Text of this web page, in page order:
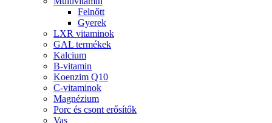
Felnőtt
Gyerek
LXR vitaminok
GAL termékek
Kalcium
B-vitamin
Koenzim Q10
C-vitaminok
Magnézium
Porc és csont erősítők
Vas